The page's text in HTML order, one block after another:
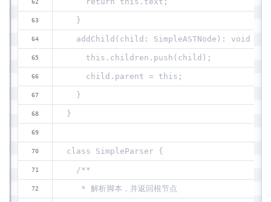
  }
  addChild(child: SimpleASTNode): void {
    this.children.push(child);
    child.parent = this;
  }
}
class SimpleParser {
  /**
   * 解析脚本，并返回根节点